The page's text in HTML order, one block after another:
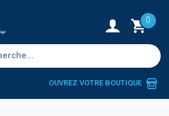
0
OUVREZ VOTRE BOUTIQUE